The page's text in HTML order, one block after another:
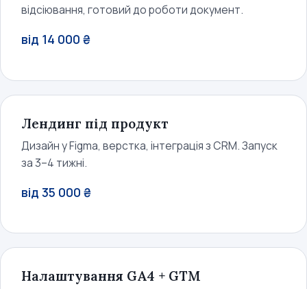
відсіювання, готовий до роботи документ.
від 14 000 ₴
Лендинг під продукт
Дизайн у Figma, верстка, інтеграція з CRM. Запуск
за 3–4 тижні.
від 35 000 ₴
Налаштування GA4 + GTM